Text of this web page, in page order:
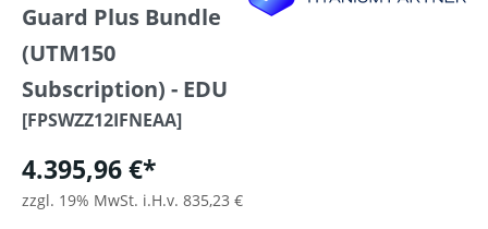
Guard Plus Bundle
(UTM150
Subscription) - EDU
[FPSWZZ12IFNEAA]
4.395,96 €*
zzgl. 19% MwSt. i.H.v. 835,23 €